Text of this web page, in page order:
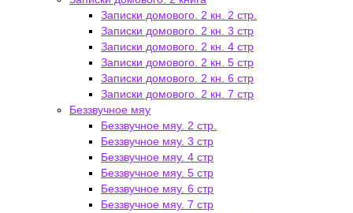
Записки домового. 2 кн. 2 стр.
Записки домового. 2 кн. 3 стр
Записки домового. 2 кн. 4 стр
Записки домового. 2 кн. 5 стр
Записки домового. 2 кн. 6 стр
Записки домового. 2 кн. 7 стр
Беззвучное мяу
Беззвучное мяу. 2 стр.
Беззвучное мяу. 3 стр
Беззвучное мяу. 4 стр
Беззвучное мяу. 5 стр
Беззвучное мяу. 6 стр
Беззвучное мяу. 7 стр